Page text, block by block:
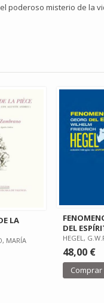
poderoso misterio de la
LA
MARÍA
DEL
HEGEL,
48,00 €
Comprar